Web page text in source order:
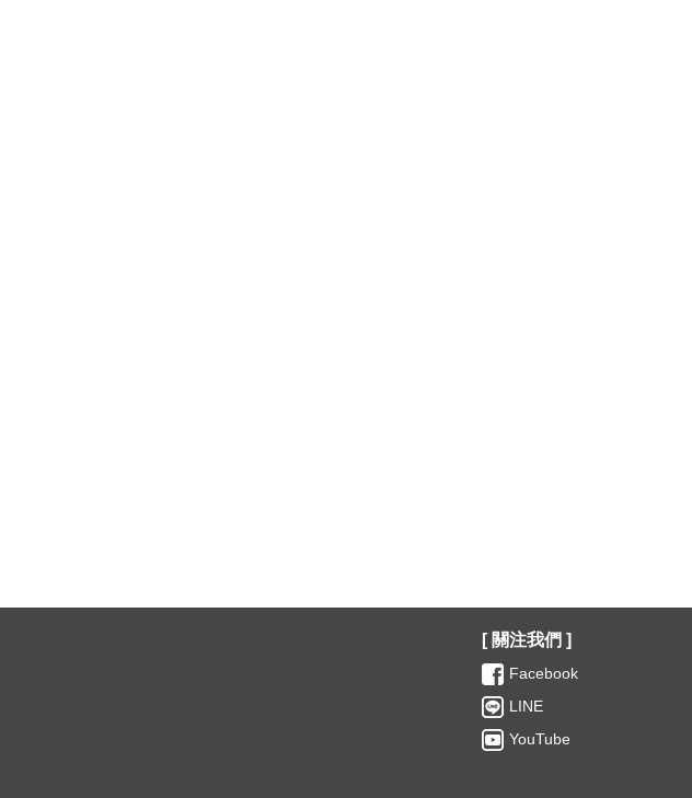
[ 關注我們 ]
Facebook
LINE
YouTube